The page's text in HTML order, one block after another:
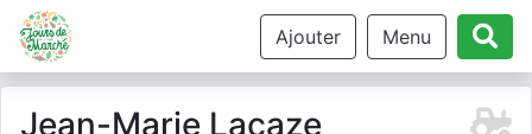
Ajouter Menu
Jean-Marie Lacaze